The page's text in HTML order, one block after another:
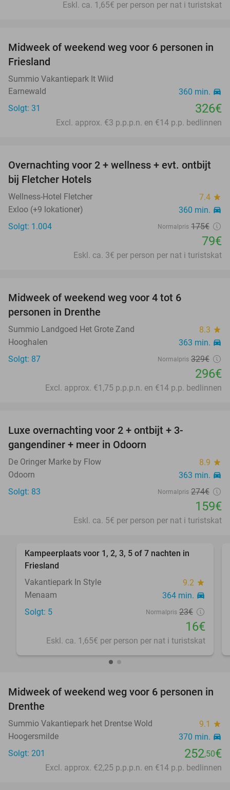
Eskl. ca. 1,65€ per person per nat i turistskat
Midweek of weekend weg voor 6 personen in
Friesland
Summio Vakantiepark It Wiid
Earnewald
360 min. directions_car
Solgt: 31 326€
Excl. approx. €3 p.p.p.n. en €14 p.p. bedlinnen
55%
Overnachting voor 2 + wellness + evt. ontbijt
bij Fletcher Hotels
Wellness-Hotel Fletcher 7.4 star
Exloo (+9 lokationer) 360 min. directions_car
Solgt: 1.004 Normalpris 175€
79€
Eskl. ca. 3€ per person per nat i turistskat
Midweek of weekend weg voor 4 tot 6
personen in Drenthe
Summio Landgoed Het Grote Zand 8.3 star
Hooghalen 363 min. directions_car
Solgt: 87 Normalpris 329€
296€
Excl. approx. €1,75 p.p.p.n. en €14 p.p. bedlinnen
Luxe overnachting voor 2 + ontbijt + 3-
gangendiner + meer in Odoorn
De Oringer Marke by Flow 8.9 star
Odoorn 363 min. directions_car
Solgt: 83 Normalpris 274€
159€
Eskl. ca. 5€ per person per nat i turistskat
Kampeerplaats voor 1, 2, 3, 5 of 7 nachten in
Friesland
Vakantiepark In Style
9.2 star
Menaam 364 min. directions_car
Solgt: 5 Normalpris 23€
16€
Eskl. ca. 1,65€ per person per nat i turistskat
Midweek of weekend weg voor 6 personen in
Drenthe
Summio Vakantiepark het Drentse Wold 9.1 star
Hoogersmilde 370 min. directions_car
Solgt: 201 252,50€
Excl. approx. €2,25 p.p.p.n. en €14 p.p. bedlinnen